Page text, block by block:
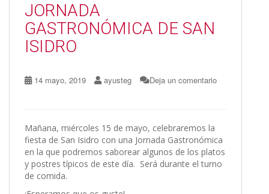
k r
JORNADA
GASTRONÓMICA DE SAN
ISIDRO
14 mayo, 2019 ayusteg Deja un comentario
Mañana, miércoles 15 de mayo, celebraremos la
fiesta de San Isidro con una Jornada Gastronómica
en la que podremos saborear algunos de los platos
y postres típicos de este día. Será durante el turno
de comida.